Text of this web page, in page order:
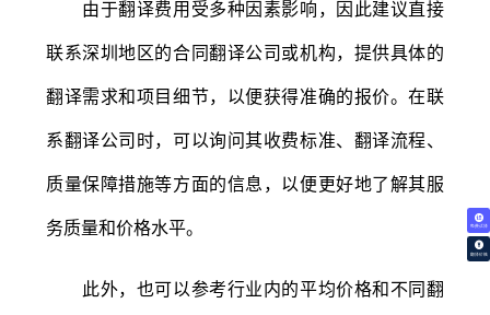
免费试译
翻译价格
由于翻译费用受多种因素影响，因此建议直接
联系深圳地区的合同翻译公司或机构，提供具体的
翻译需求和项目细节，以便获得准确的报价。在联
系翻译公司时，可以询问其收费标准、翻译流程、
质量保障措施等方面的信息，以便更好地了解其服
务质量和价格水平。
此外，也可以参考行业内的平均价格和不同翻